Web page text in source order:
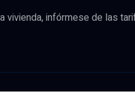
infórmese de las